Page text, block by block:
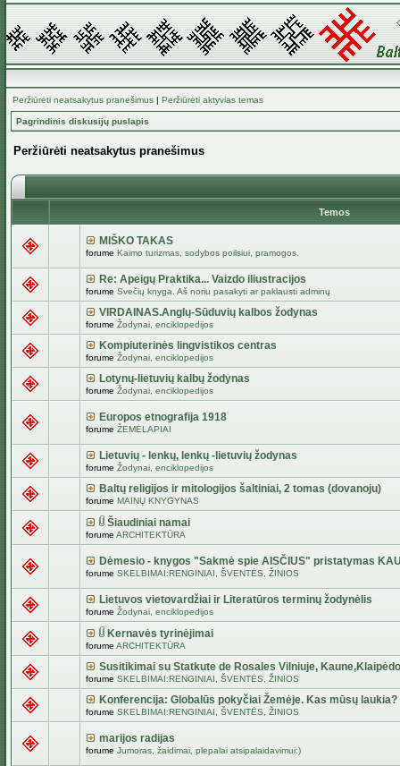
Peržiūrėti neatsakytus pranešimus | Peržiūrėti aktyvias temas
Pagrindinis diskusijų puslapis
Peržiūrėti neatsakytus pranešimus
Temos
MIŠKO TAKAS
forume Kaimo turizmas, sodybos poilsiui, pramogos.
Re: Apeigų Praktika... Vaizdo iliustracijos
forume Svečių knyga. Aš noriu pasakyti ar paklausti adminų
VIRDAINAS.Anglų-Sūduvių kalbos žodynas
forume Žodynai, enciklopedijos
Kompiuterinės lingvistikos centras
forume Žodynai, enciklopedijos
Lotynų-lietuvių kalbų žodynas
forume Žodynai, enciklopedijos
Europos etnografija 1918
forume ŽEMĖLAPIAI
Lietuvių - lenkų, lenkų -lietuvių žodynas
forume Žodynai, enciklopedijos
Baltų religijos ir mitologijos šaltiniai, 2 tomas (dovanoju)
forume MAINŲ KNYGYNAS
Šiaudiniai namai
forume ARCHITEKTŪRA
Dėmesio - knygos "Sakmė spie AISČIUS" pristatymas
forume SKELBIMAI:RENGINIAI, ŠVENTĖS, ŽINIOS
Lietuvos vietovardžiai ir Literatūros terminų žodynėlis
forume Žodynai, enciklopedijos
Kernavės tyrinėjimai
forume ARCHITEKTŪRA
Susitikimai su Statkute de Rosales Vilniuje,
forume SKELBIMAI:RENGINIAI, ŠVENTĖS, ŽINIOS
Konferencija: Globalūs pokyčiai Žemėje. Kas mūsų laukia?
forume SKELBIMAI:RENGINIAI, ŠVENTĖS, ŽINIOS
marijos radijas
forume Jumoras, žaidimai, plepalai atsipalaidavimui:)